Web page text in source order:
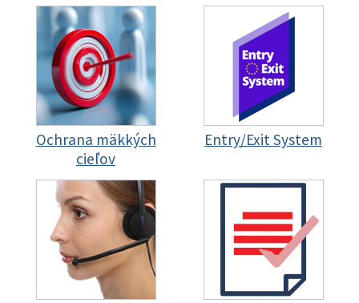
Ochrana mäkkých
cieľov
Entry/Exit System